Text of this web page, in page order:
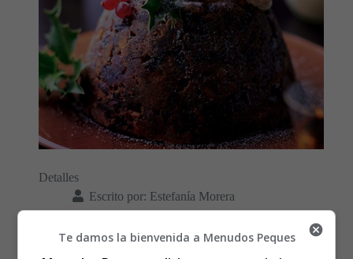
Detalles
Escrito por: Estefanía Morera
Categoría:Repostería
Última actualización: 13 Diciembre 2022
Te damos la bienvenida a Menudos Peques